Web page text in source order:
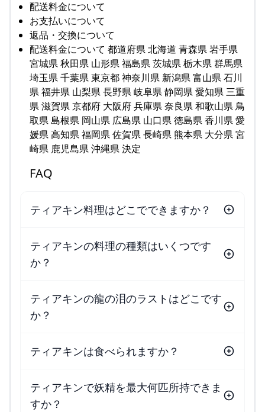
配送料金について
お支払いについて
返品・交換について
配送料金について 都道府県 北海道 青森県 岩手県
宮城県 秋田県 山形県 福島県 茨城県 栃木県 群馬県
埼玉県 千葉県 東京都 神奈川県 新潟県 富山県 石川
県 福井県 山梨県 長野県 岐阜県 静岡県 愛知県 三重
県 滋賀県 京都府 大阪府 兵庫県 奈良県 和歌山県 鳥
取県 島根県 岡山県 広島県 山口県 徳島県 香川県 愛
媛県 高知県 福岡県 佐賀県 長崎県 熊本県 大分県 宮
崎県 鹿児島県 沖縄県 決定
FAQ
ティアキン料理はどこでできますか？
ティアキンの料理の種類はいくつです
か？
ティアキンの龍の泪のラストはどこです
か？
ティアキンは食べられますか？
ティアキンで妖精を最大何匹所持できま
すか？